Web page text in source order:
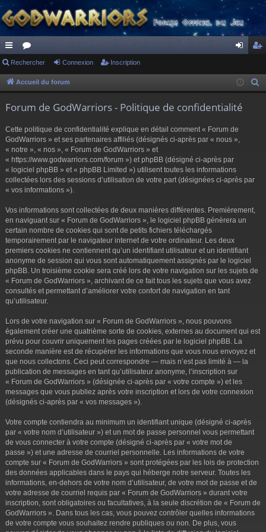
ac
co
s
or
u ne cri
Rechercher Connexion Inscription
Accueil du forum
Forum de GodWarriors - Politique de confidentialité
Cette politique de confidentialité explique en détail comment « Forum de
GodWarriors » et ses partenaires affiliés (désignés ci-après par « nous »,
« notre », « nos », « Forum de GodWarriors » et
« https://www.godwarriors.com/forum ») et phpBB (désigné ci-après par
« logiciel phpBB » et « phpBB Limited ») utilisent toutes les informations
collectées lors des sessions d’utilisation de votre part (désignées ci-après par
« vos informations »).
Vos informations sont collectées de deux manières différentes. Premièrement,
en naviguant sur « Forum de GodWarriors », le logiciel phpBB génèrera un
certain nombre de cookies qui sont de petits fichiers téléchargés
temporairement par le navigateur internet de votre ordinateur. Les deux
premiers cookies ne contiennent qu’un identifiant utilisateur et un identifiant
anonyme de session qui vous sont automatiquement assignés par le logiciel
phpBB. Un troisième cookie sera créé lors de votre navigation sur les sujets de
« Forum de GodWarriors », archivant de ce fait tous les sujets que vous avez
consultés et permettant d’améliorer votre confort de navigation en tant
qu’utilisateur.
Lors de votre navigation sur « Forum de GodWarriors », nous pouvons
également créer une quatrième sorte de cookies, externes au document qui est
prévu pour couvrir uniquement les pages créées par le logiciel phpBB. La
seconde manière est de récupérer les informations que vous nous envoyez et
que nous collectons. Ceci peut correspondre — mais n’est pas limité à — la
publication de messages en tant qu’utilisateur anonyme, l’inscription sur
« Forum de GodWarriors » (désignée ci-après par « votre compte ») et les
messages que vous publiez après votre inscription et lors de votre connexion
(désignés ci-après par « vos messages »).
Votre compte contiendra au minimum un identifiant unique (désigné ci-après
par « votre nom d’utilisateur ») et un mot de passe personnel vous permettant
de vous connecter à votre compte (désigné ci-après par « votre mot de
passe ») et une adresse de courriel personnelle. Les informations de votre
compte sur « Forum de GodWarriors » sont protégées par les lois de protection
des données applicables dans le pays qui héberge notre serveur. Toutes les
informations, en-dehors de votre nom d’utilisateur, de votre mot de passe et de
votre adresse de courriel requis par « Forum de GodWarriors » durant votre
inscription, sont obligatoires ou facultatives, à la seule discrétion de « Forum de
GodWarriors ». Dans tous les cas, vous pouvez contrôler quelles informations
de votre compte vous souhaitez rendre publiques ou non. De plus, vous